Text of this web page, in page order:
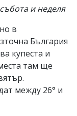
и неделя
в
България
купеста и
там ще
между 26° и